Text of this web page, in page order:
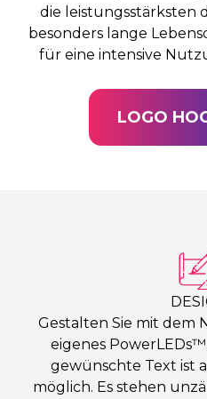
die leistungsstärksten
besonders lange
für eine intensive
LOGO
Gestalten Sie mit dem
eigenes
gewünschte Text ist
möglich. Es stehen